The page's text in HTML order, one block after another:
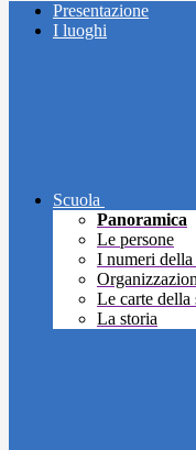
Presentazione
I luoghi
Scuola
Panoramica
Le persone
I numeri della
Le carte della
La storia